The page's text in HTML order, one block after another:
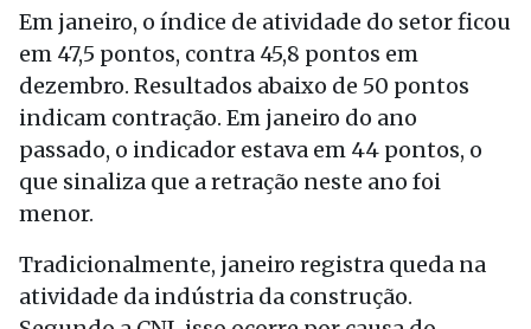
Em janeiro, o índice de atividade do setor ficou
em 47,5 pontos, contra 45,8 pontos em
dezembro. Resultados abaixo de 50 pontos
indicam contração. Em janeiro do ano
passado, o indicador estava em 44 pontos, o
que sinaliza que a retração neste ano foi
menor.
Tradicionalmente, janeiro registra queda na
atividade da indústria da construção.